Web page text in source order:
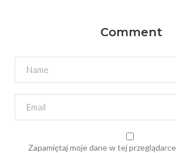
Comment
Zapamiętaj moje dane w tej